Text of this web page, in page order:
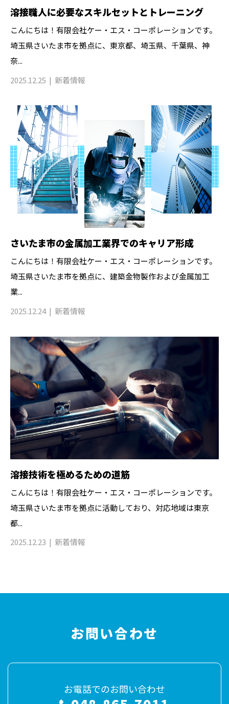
溶接職人に必要なスキルセットとトレーニング
こんにちは！有限会社ケー・エス・コーポレーションです。
埼玉県さいたま市を拠点に、東京都、埼玉県、千葉県、神
奈...
2025.12.25
新着情報
さいたま市の金属加工業界でのキャリア形成
こんにちは！有限会社ケー・エス・コーポレーションです。
埼玉県さいたま市を拠点に、建築金物製作および金属加工
業...
2025.12.24
新着情報
溶接技術を極めるための道筋
こんにちは！有限会社ケー・エス・コーポレーションです。
埼玉県さいたま市を拠点に活動しており、対応地域は東京
都...
2025.12.23
新着情報
お問い合わせ
お電話でのお問い合わせ